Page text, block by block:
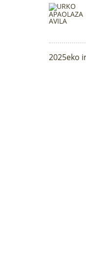
2025eko